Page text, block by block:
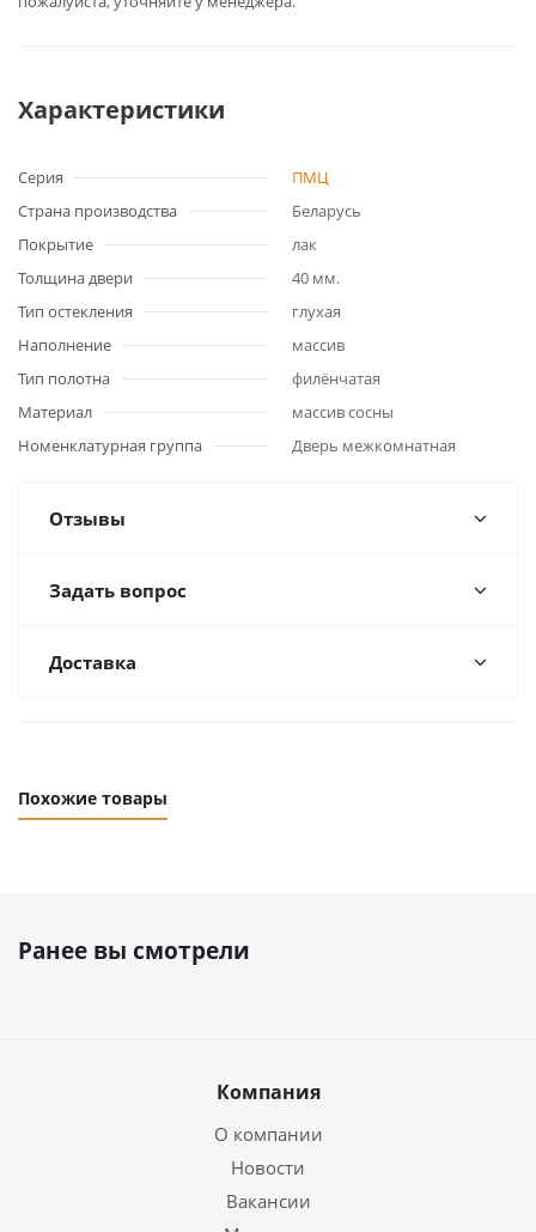
Характеристики
Серия
ПМЦ
Страна производства
Беларусь
Покрытие
лак
Толщина двери
40 мм.
Тип остекления
глухая
Наполнение
массив
Тип полотна
филёнчатая
Материал
массив сосны
Номенклатурная группа
Дверь межкомнатная
Отзывы
Задать вопрос
Доставка
Похожие товары
Ранее вы смотрели
Компания
О компании
Новости
Вакансии